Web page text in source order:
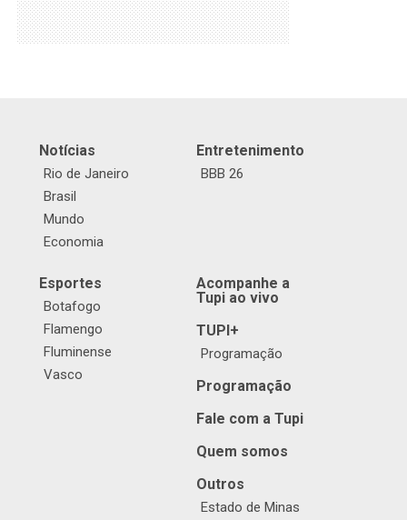
Notícias
Rio de Janeiro
Brasil
Mundo
Economia
Entretenimento
BBB 26
Esportes
Botafogo
Flamengo
Fluminense
Vasco
Acompanhe a
Tupi ao vivo
TUPI+
Programação
Programação
Fale com a Tupi
Quem somos
Outros
Estado de Minas